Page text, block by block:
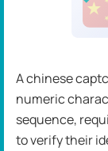
A chinese
numeric
sequence,
to verify their